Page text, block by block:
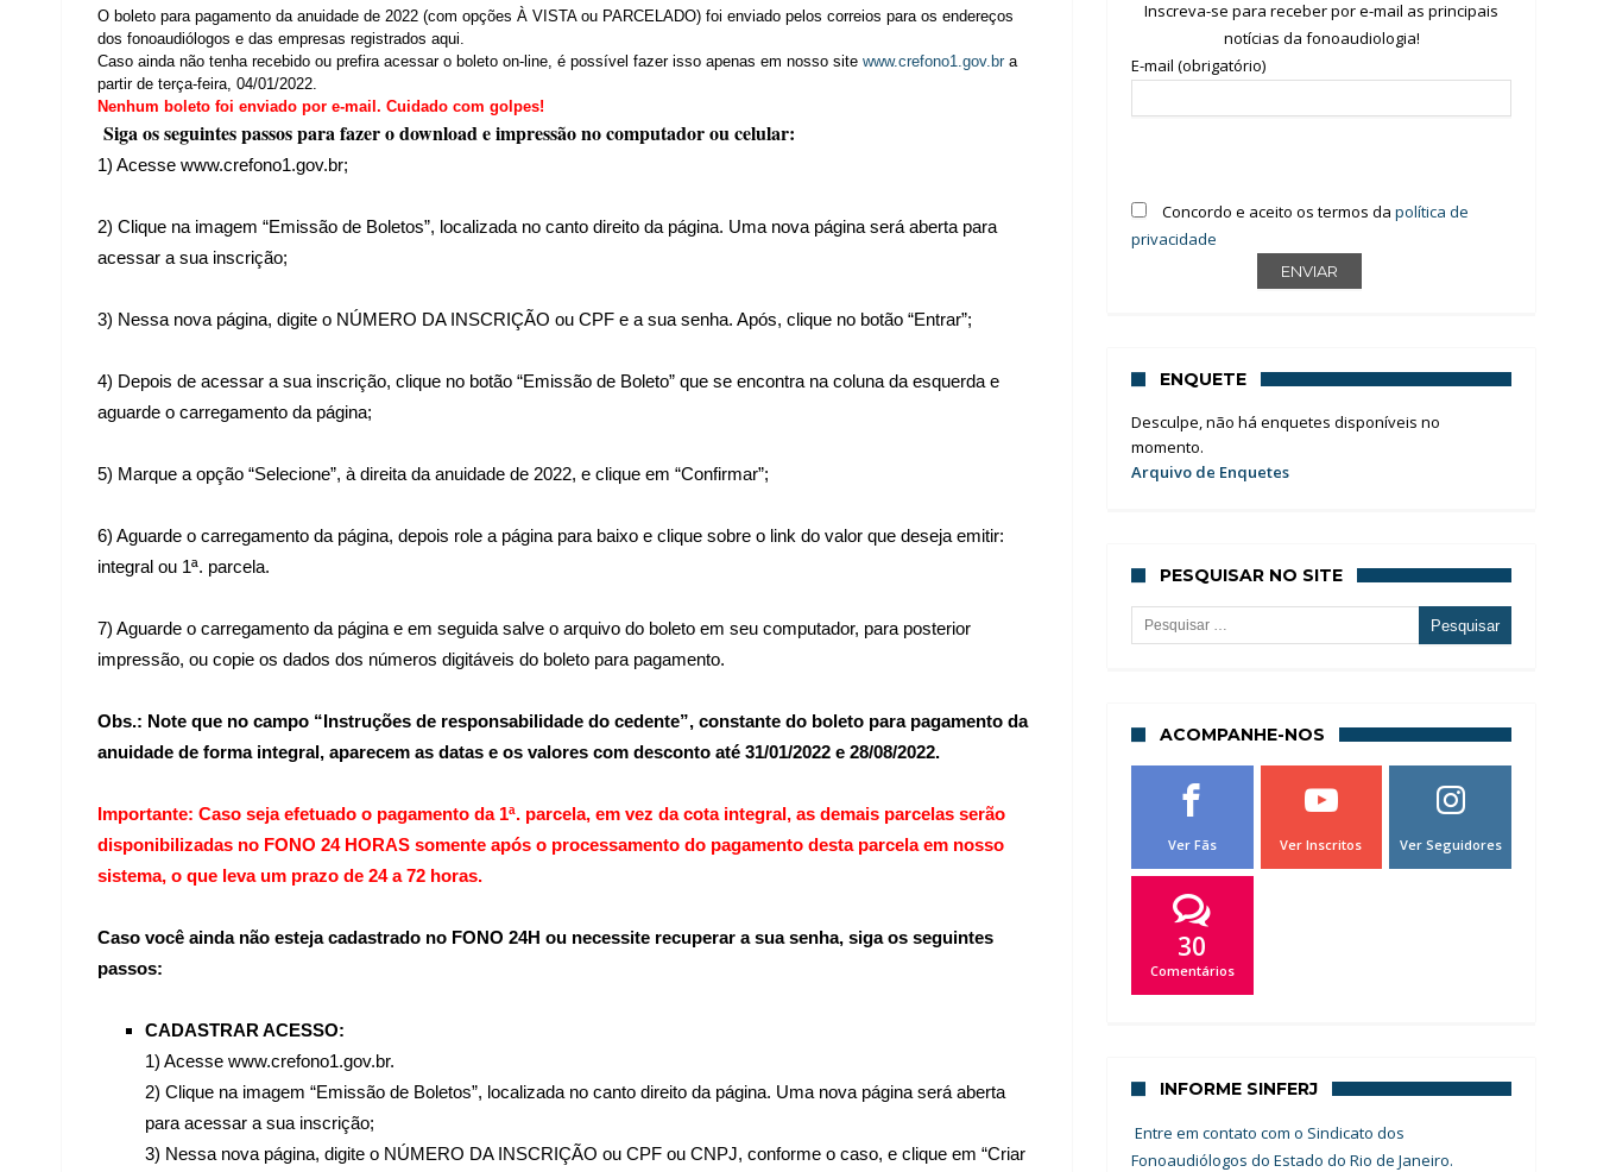
O boleto para pagamento da anuidade de 2022 (com opções À VISTA ou PARCELADO) foi enviado pelos correios para os endereços
dos fonoaudiólogos e das empresas registrados aqui.
Caso ainda não tenha recebido ou prefira acessar o boleto on-line, é possível fazer isso apenas em nosso site www.crefono1.gov.bra
partir de terça-feira, 04/01/2022.
Nenhum boleto foi enviado por e-mail. Cuidado com golpes!
Siga os seguintes passos para fazer o download e impressão no computador ou celular:
1) Acesse www.crefono1.gov.br;
2) Clique na imagem “Emissão de Boletos”, localizada no canto direito da página. Uma nova página será aberta para
acessar a sua inscrição;
3) Nessa nova página, digite o NÚMERO DA INSCRIÇÃO ou CPF e a sua senha. Após, clique no botão “Entrar”;
4) Depois de acessar a sua inscrição, clique no botão “Emissão de Boleto” que se encontra na coluna da esquerda e
aguarde o carregamento da página;
5) Marque a opção “Selecione”, à direita da anuidade de 2022, e clique em “Confirmar”;
6) Aguarde o carregamento da página, depois role a página para baixo e clique sobre o link do valor que deseja emitir:
integral ou 1ª. parcela.
7) Aguarde o carregamento da página e em seguida salve o arquivo do boleto em seu computador, para posterior
impressão, ou copie os dados dos números digitáveis do boleto para pagamento.
Obs.: Note que no campo “Instruções de responsabilidade do cedente”, constante do boleto para pagamento da
anuidade de forma integral, aparecem as datas e os valores com desconto até 31/01/2022 e 28/08/2022.
Importante: Caso seja efetuado o pagamento da 1ª. parcela, em vez da cota integral, as demais parcelas serão
disponibilizadas no FONO 24 HORAS somente após o processamento do pagamento desta parcela em nosso
sistema, o que leva um prazo de 24 a 72 horas.
Caso você ainda não esteja cadastrado no FONO 24H ou necessite recuperar a sua senha, siga os seguintes
passos:
CADASTRAR ACESSO:
1) Acesse www.crefono1.gov.br.
2) Clique na imagem “Emissão de Boletos”, localizada no canto direito da página. Uma nova página será aberta
para acessar a sua inscrição;
3) Nessa nova página, digite o NÚMERO DA INSCRIÇÃO ou CPF ou CNPJ, conforme o caso, e clique em “Criar
Inscreva-se para receber por e-mail as principais
notícias da fonoaudiologia!
E-mail (obrigatório)
Concordo e aceito os termos da política de
privacidade
ENQUETE
Desculpe, não há enquetes disponíveis no
momento.
Arquivo de Enquetes
PESQUISAR NO SITE
Pesquisar por:
ACOMPANHE-NOS
Ver Fãs Ver Inscritos Ver Seguidores
30
Comentários
INFORME SINFERJ
Entre em contato com o Sindicato dos
Fonoaudiólogos do Estado do Rio de Janeiro.